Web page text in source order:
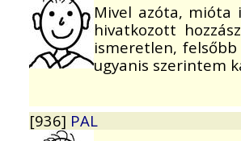
Mivel azóta, mióta
hivatkozott
ismeretlen,
ugyanis szerintem
[936] PAL